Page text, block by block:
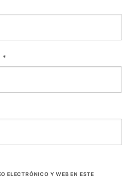
*
ELECTRÓNICO Y WEB EN ESTE